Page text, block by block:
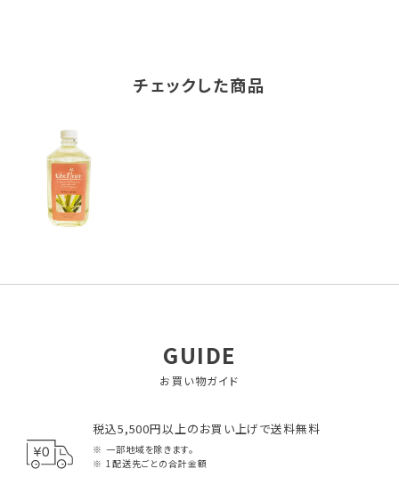
チェックした商品
GUIDE
お買い物ガイド
税込5,500円以上のお買い上げで送料無料
一部地域を除きます。
1配送先ごとの合計金額